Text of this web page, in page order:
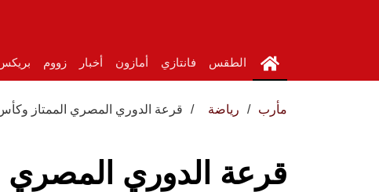
الطقس فانتازي أمازون أخبار زووم
مأرب رياضة قرعة الدوري المصري الممتاز
قرعة الدوري المصري